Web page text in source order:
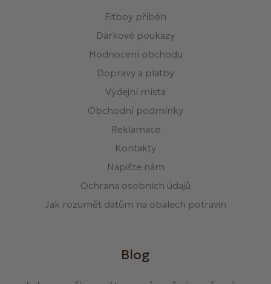
Fitboy příběh
Dárkové poukazy
Hodnocení obchodu
Dopravy a platby
Výdejní místa
Obchodní podmínky
Reklamace
Kontakty
Napište nám
Ochrana osobních údajů
Jak rozumět datům na obalech potravin
Blog